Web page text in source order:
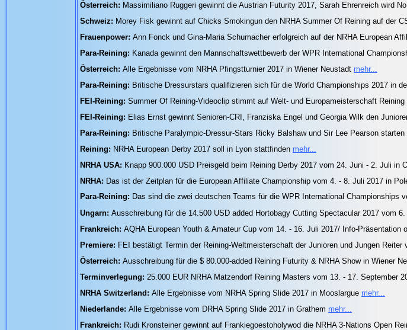
Österreich: Massimiliano Ruggeri gewinnt die Austrian Futurity 2017, Sarah Ehrenreich wird
Schweiz: Morey Fisk gewinnt auf Chicks Smokingun den NRHA Summer Of Reining auf der
Frauenpower: Ann Fonck und Gina-Maria Schumacher erfolgreich auf der NRHA European
Para-Reining: Kanada gewinnt den Mannschaftswettbewerb der WPR International
Österreich: Alle Ergebnisse vom NRHA Pfingstturnier 2017 in Wiener Neustadt mehr...
Para-Reining: Britische Dressurstars qualifizieren sich für die World Championships 2017 in
FEI-Reining: Summer Of Reining-Videoclip stimmt auf Welt- und Europameisterschaft
FEI-Reining: Elias Ernst gewinnt Senioren-CRI, Franziska Engel und Georgia Wilk den
Para-Reining: Britische Paralympic-Dressur-Stars Ricky Balshaw und Sir Lee Pearson
Reining: NRHA European Derby 2017 soll in Lyon stattfinden mehr...
NRHA USA: Knapp 900.000 USD Preisgeld beim Reining Derby 2017 vom 24. Juni - 2. Juli in
NRHA: Das ist der Zeitplan für die European Affiliate Championship vom 4. - 8. Juli 2017 in
Para-Reining: Das sind die zwei deutschen Teams für die WPR International Championships
Ungarn: Ausschreibung für die 14.500 USD added Hortobagy Cutting Spectacular 2017 vom
Frankreich: AQHA European Youth & Amateur Cup vom 14. - 16. Juli 2017/ Info-Präsentation
Premiere: FEI bestätigt Termin der Reining-Weltmeisterschaft der Junioren und Jungen
Österreich: Ausschreibung für die $ 80.000-added Reining Futurity & NRHA Show in Wiener
Terminverlegung: 25.000 EUR NRHA Matzendorf Reining Masters vom 13. - 17. September
NRHA Switzerland: Alle Ergebnisse vom NRHA Spring Slide 2017 in Mooslargue mehr...
Niederlande: Alle Ergebnisse vom DRHA Spring Slide 2017 in Grathem mehr...
Frankreich: Rudi Kronsteiner gewinnt auf Frankiegoestoholywod die NRHA 3-Nations Open